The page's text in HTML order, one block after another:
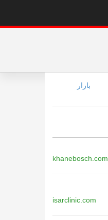
بازار
khanebosch.com
isarclinic.com